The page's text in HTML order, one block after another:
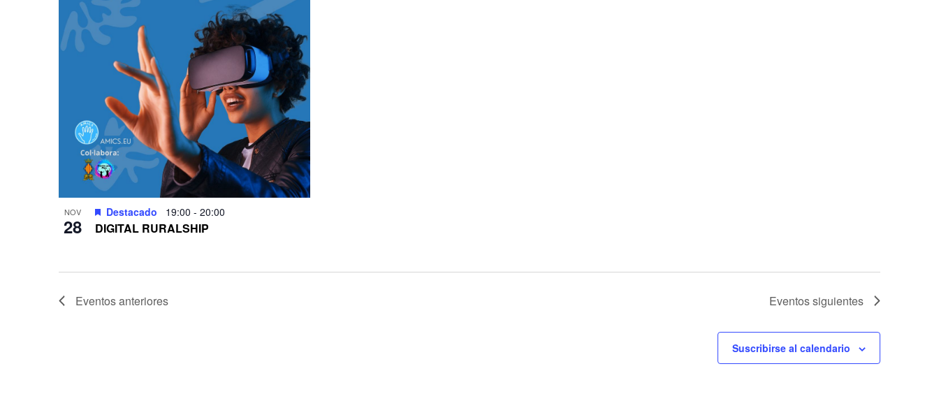
NOV
28 DIGITAL RURALSHIP
Destacado 19:00 - 20:00
Eventosanteriores Eventossiguientes
Suscribirse al calendario